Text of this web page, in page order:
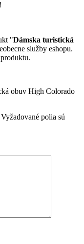
"Dámska turistická
služby eshopu.
obuv High Colorado
Vyžadované polia sú